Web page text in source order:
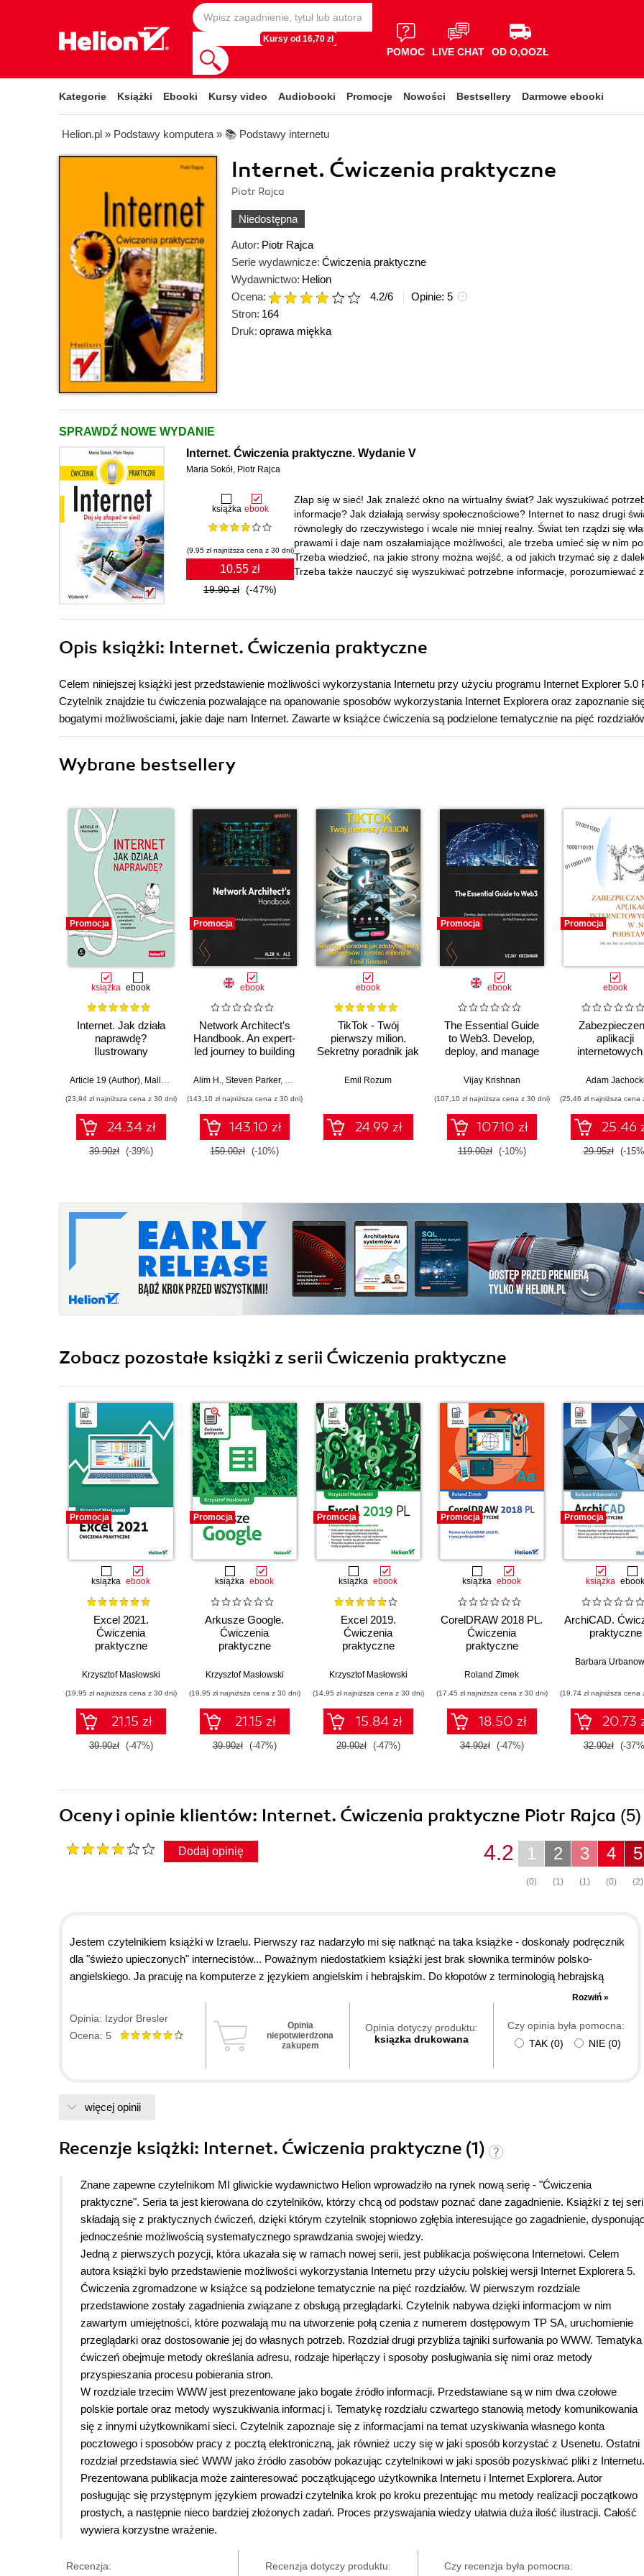
Kursy od 16,70 zł
POMOC LIVE CHAT OD O,OOZŁ
Kategorie Książki Ebooki Kursy video Audiobooki Promocje Nowości Bestsellery Darmowe ebooki
Helion.pl » Podstawy komputera » 📚 Podstawy internetu
Internet. Ćwiczenia praktyczne
Piotr Rajca
Niedostępna
Autor: Piotr Rajca
Serie wydawnicze: Ćwiczenia praktyczne
Wydawnictwo: Helion
Ocena:
4.2/6 Opinie: 5
Stron: 164
Druk: oprawa miękka
SPRAWDŹ NOWE WYDANIE
Internet. Ćwiczenia praktyczne. Wydanie V
Maria Sokół, Piotr Rajca
książka ebook
(9.95 zł najniższa cena z 30 dni)
10.55 zł
19.90 zł (-47%)
Złap się w sieć! Jak znaleźć okno na wirtualny świat? Jak wyszukiwać
informacje? Jak działają serwisy społecznościowe? Internet to nasz drugi
równoległy do rzeczywistego i wcale nie mniej realny. Świat ten rządzi się
prawami i daje nam oszałamiające możliwości, ale trzeba umieć się w nim
Trzeba wiedzieć, na jakie strony można wejść, a od jakich trzymać się z
Trzeba także nauczyć się wyszukiwać potrzebne informacje, porozumiewać z
Opis książki: Internet. Ćwiczenia praktyczne
Celem niniejszej książki jest przedstawienie możliwości wykorzystania Internetu przy użyciu programu Internet Explorer 5.0
Czytelnik znajdzie tu ćwiczenia pozwalające na opanowanie sposobów wykorzystania Internet Explorera oraz zapoznanie
bogatymi możliwościami, jakie daje nam Internet. Zawarte w książce ćwiczenia są podzielone tematycznie na pięć
Wybrane bestsellery
Promocja
książka ebook
Internet. Jak działa
naprawdę?
Ilustrowany
protokołach,
cenzurze i
zarządzaniu
Article 19 (Author), Mallory Knodel (Contributor) ,Ulrike Uhlig i in.
(23,94 zł najniższa cena z 30 dni)
24.34 zł
39.90zł (-39%)
Promocja
ebook
Network Architect's
Handbook. An expert-
led journey to building
as a network
Alim H., Steven Parker, Russell Ware
(143,10 zł najniższa cena z 30 dni)
143.10 zł
159.00zł (-10%)
ebook
TikTok - Twój
pierwszy milion.
Sekretny poradnik jak
followersów i zarobić
Emil Rozum
24.99 zł
Promocja
ebook
The Essential Guide
to Web3. Develop,
deploy, and manage
applications on the
Vijay Krishnan
(107,10 zł najniższa cena z 30 dni)
107.10 zł
119.00zł (-10%)
Promocja
ebook
aplikacji
Adam Jachocki
(25,46 zł najniższa cena
25.46
29.95zł (-
Zobacz pozostałe książki z serii Ćwiczenia praktyczne
Promocja
książka ebook
Excel 2021.
Ćwiczenia
praktyczne
Krzysztof Masłowski
(19,95 zł najniższa cena z 30 dni)
21.15 zł
39.90zł (-47%)
Promocja
książka ebook
Arkusze Google.
Ćwiczenia
praktyczne
Krzysztof Masłowski
(19,95 zł najniższa cena z 30 dni)
21.15 zł
39.90zł (-47%)
Promocja
książka ebook
Excel 2019.
Ćwiczenia
praktyczne
Krzysztof Masłowski
(14,95 zł najniższa cena z 30 dni)
15.84 zł
29.90zł (-47%)
Promocja
książka ebook
CorelDRAW 2018 PL.
Ćwiczenia
praktyczne
Roland Zimek
(17,45 zł najniższa cena z 30 dni)
18.50 zł
34.90zł (-47%)
Promocja
książka ebook
ArchiCAD.
praktyczne
Barbara
(19,74 zł najniższa cena
20.73
32.90zł (-
Oceny i opinie klientów: Internet. Ćwiczenia praktyczne Piotr Rajca (5)
Dodaj opinię 5
(2)
4
(0)
3
(1)
2
(1)
1
(0)
4.2
Jestem czytelnikiem książki w Izraelu. Pierwszy raz nadarzyło mi się natknąć na taka książke - doskonały podręcznik
dla "świeżo upieczonych" internecistów... Poważnym niedostatkiem książki jest brak słownika terminów polsko-
angielskiego. Ja pracuję na komputerze z językiem angielskim i hebrajskim. Do kłopotów z terminologią hebrajską
dołączyly się kłopoty z polskim... Moje życzenie: uzupełnić książkę w następnym wydaniu polsko angielskim indexem
Rozwiń »
Opinia: Izydor Bresler
Ocena: 5
Opinia
niepotwierdzona
zakupem
Opinia dotyczy produktu:
ksiązka drukowana
Czy opinia była pomocna:
TAK (0) NIE (0)
więcej opinii
Recenzje książki: Internet. Ćwiczenia praktyczne (1)
Znane zapewne czytelnikom MI gliwickie wydawnictwo Helion wprowadziło na rynek nową serię - "Ćwiczenia
praktyczne". Seria ta jest kierowana do czytelników, którzy chcą od podstaw poznać dane zagadnienie. Książki z tej
składają się z praktycznych ćwiczeń, dzięki którym czytelnik stopniowo zgłębia interesujące go zagadnienie, dysponując
jednocześnie możliwością systematycznego sprawdzania swojej wiedzy.
Jedną z pierwszych pozycji, która ukazała się w ramach nowej serii, jest publikacja poświęcona Internetowi. Celem
autora książki było przedstawienie możliwości wykorzystania Internetu przy użyciu polskiej wersji Internet Explorera 5.
Ćwiczenia zgromadzone w książce są podzielone tematycznie na pięć rozdziałów. W pierwszym rozdziale
przedstawione zostały zagadnienia związane z obsługą przeglądarki. Czytelnik nabywa dzięki informacjom w nim
zawartym umiejętności, które pozwalają mu na utworzenie połą czenia z numerem dostępowym TP SA, uruchomienie
przeglądarki oraz dostosowanie jej do własnych potrzeb. Rozdział drugi przybliża tajniki surfowania po WWW. Tematyka
ćwiczeń obejmuje metody określania adresu, rodzaje hiperłączy i sposoby posługiwania się nimi oraz metody
przyspieszania procesu pobierania stron.
W rozdziale trzecim WWW jest prezentowane jako bogate źródło informacji. Przedstawiane są w nim dwa czołowe
polskie portale oraz metody wyszukiwania informacj i. Tematykę rozdziału czwartego stanowią metody komunikowania
się z innymi użytkownikami sieci. Czytelnik zapoznaje się z informacjami na temat uzyskiwania własnego konta
pocztowego i sposobów pracy z pocztą elektroniczną, jak również uczy się w jaki sposób korzystać z Usenetu. Ostatni
rozdział przedstawia sieć WWW jako źródło zasobów pokazując czytelnikowi w jaki sposób pozyskiwać pliki z Internetu.
Prezentowana publikacja może zainteresować początkującego użytkownika Internetu i Internet Explorera. Autor
posługując się przystępnym językiem prowadzi czytelnika krok po kroku prezentując mu metody realizacji początkowo
prostych, a następnie nieco bardziej złożonych zadań. Proces przyswajania wiedzy ułatwia duża ilość ilustracji. Całość
wywiera korzystne wrażenie.
Recenzja: Recenzja dotyczy produktu:
Czy recenzja była pomocna: